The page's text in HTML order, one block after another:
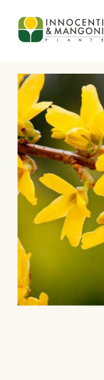
Skip to main content